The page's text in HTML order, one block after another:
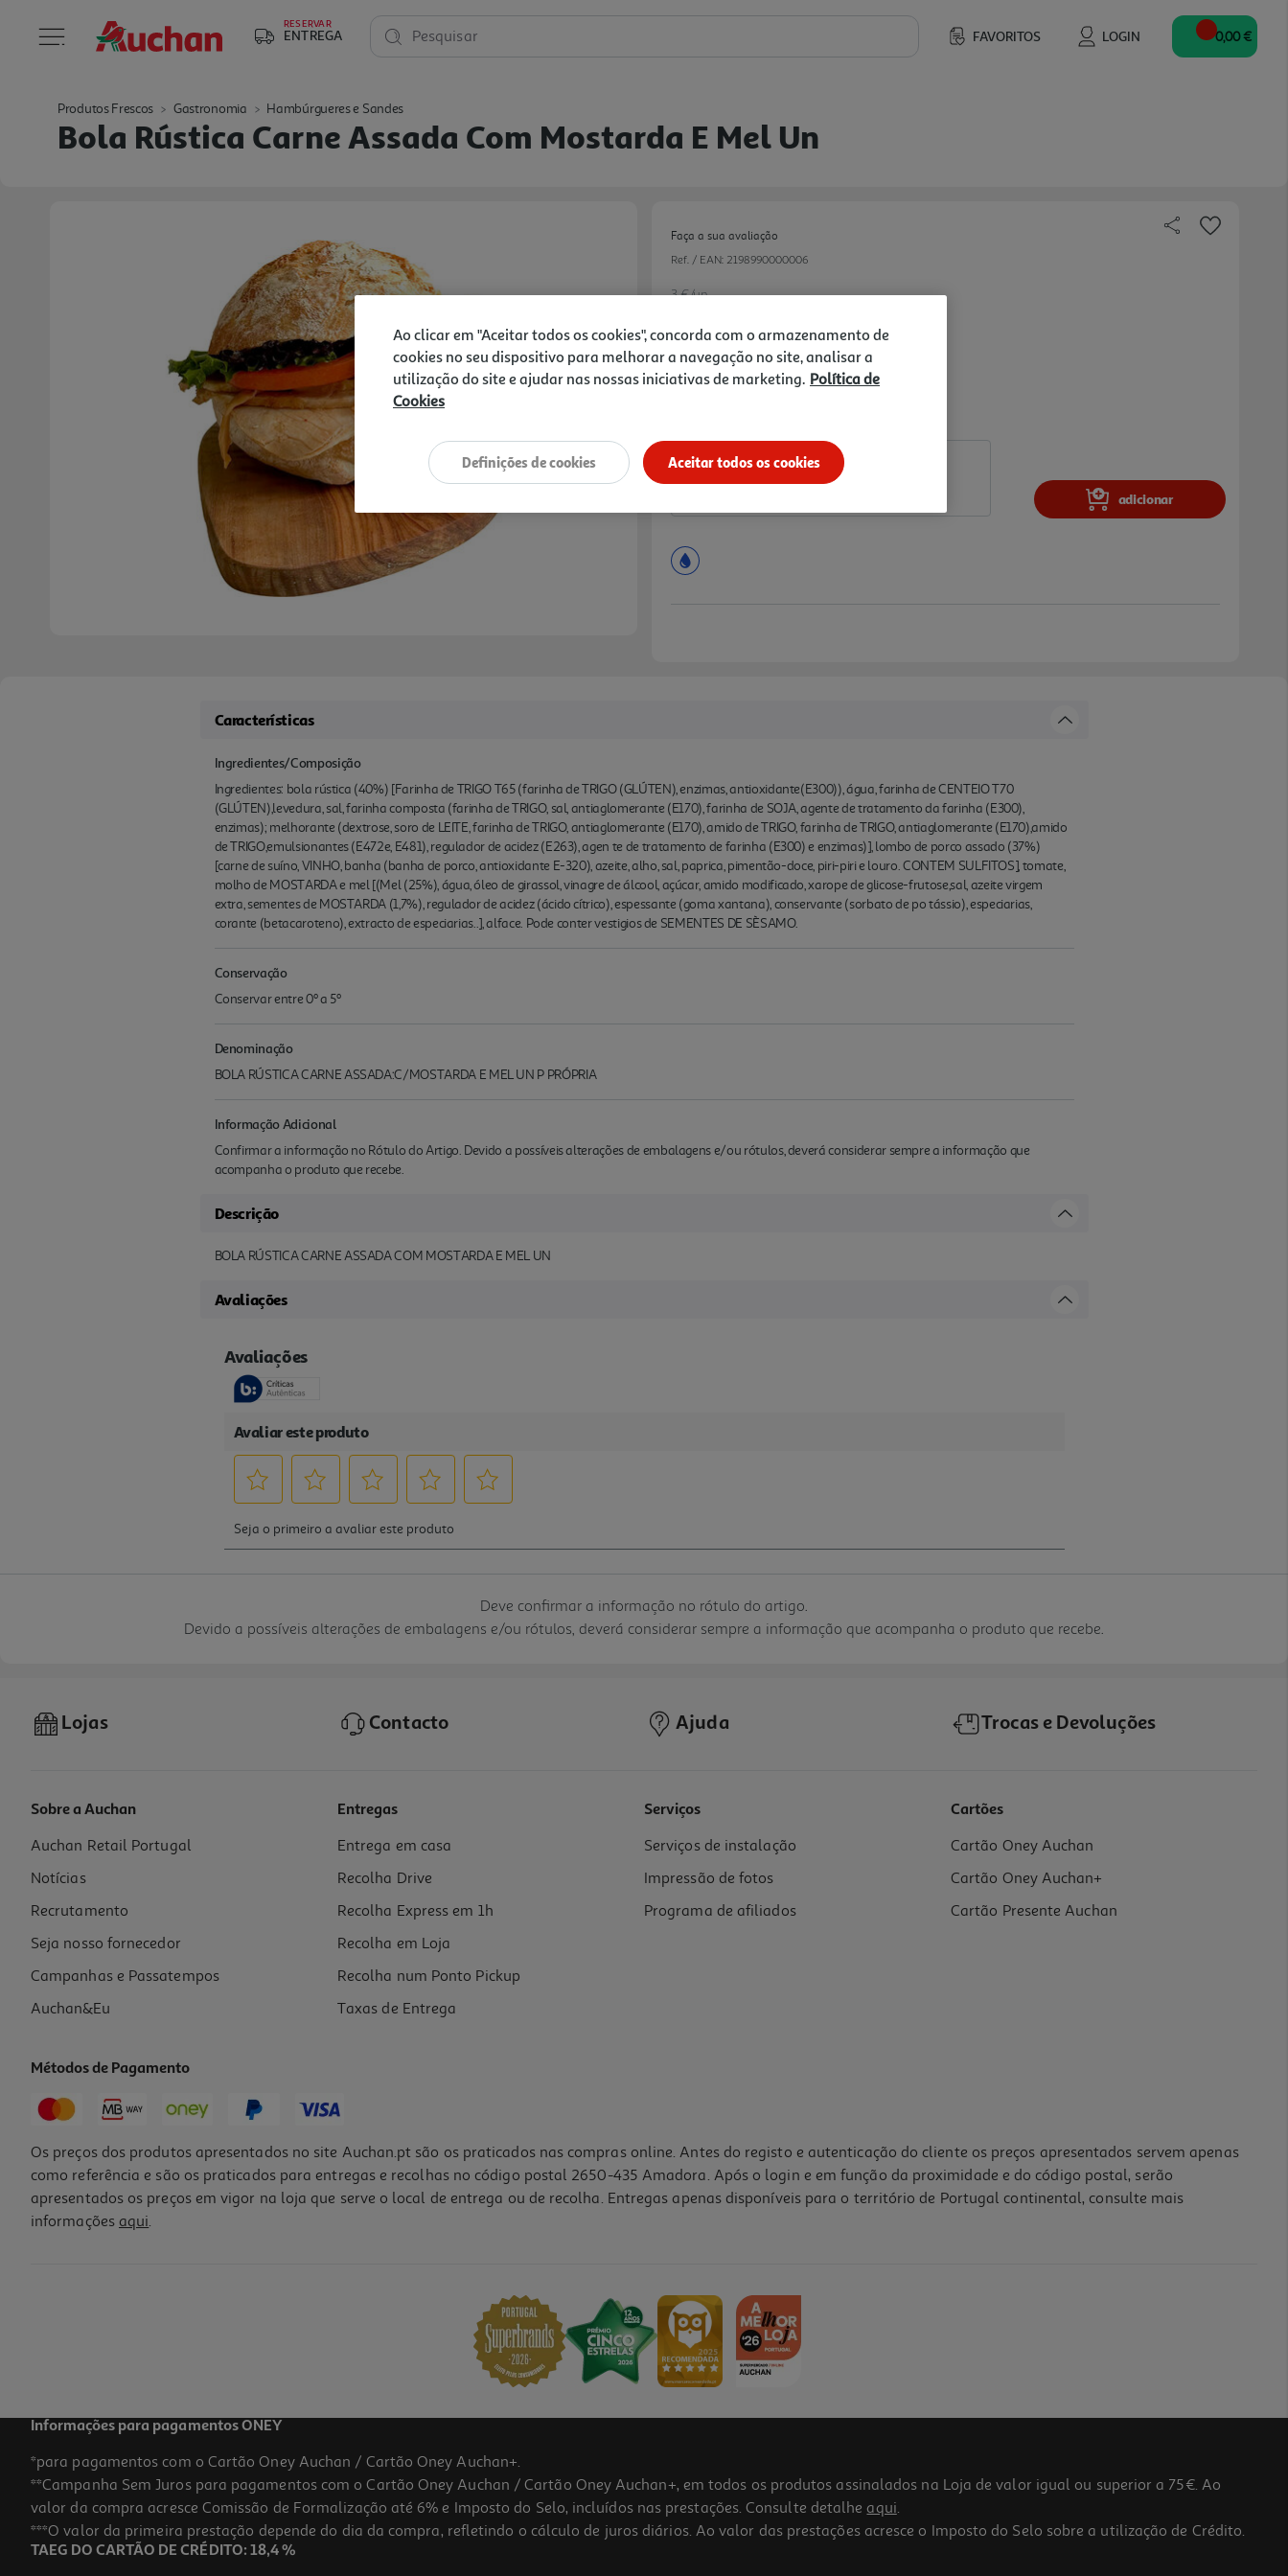
RESERVAR
ENTREGA FAVORITOS LOGIN
Pesquisar 0,00 €
Produtos Frescos Gastronomia Hambúrgueres e Sandes
Bola Rústica Carne Assada Com Mostarda E Mel Un
Faça a sua avaliação
Ref. / EAN: 2198990000006
3 €/un
3,00 €
adicionar
Características
Ingredientes/Composição
Ingredientes: bola rústica (40%) [Farinha de TRIGO T65 (farinha de TRIGO (GLÚTEN), enzimas, antioxidante(E300)), água, farinha de CENTEIO T70
(GLÚTEN),levedura, sal, farinha composta (farinha de TRIGO, sal, antiaglomerante (E170), farinha de SOJA, agente de tratamento da farinha (E300),
enzimas); melhorante (dextrose, soro de LEITE, farinha de TRIGO, antiaglomerante (E170), amido de TRIGO, farinha de TRIGO, antiaglomerante (E170),amido
de TRIGO,emulsionantes (E472e, E481), regulador de acidez (E263), agen te de tratamento de farinha (E300) e enzimas)], lombo de porco assado (37%)
[carne de suíno, VINHO, banha (banha de porco, antioxidante E-320), azeite, alho, sal, paprica, pimentão-doce, piri-piri e louro. CONTEM SULFITOS], tomate,
molho de MOSTARDA e mel [(Mel (25%), água, óleo de girassol, vinagre de álcool, açúcar, amido modificado, xarope de glicose-frutose,sal, azeite virgem
extra, sementes de MOSTARDA (1,7%), regulador de acidez (ácido cítrico), espessante (goma xantana), conservante (sorbato de po tássio), especiarias,
corante (betacaroteno), extracto de especiarias..], alface. Pode conter vestigios de SEMENTES DE SÈSAMO.
Conservação
Conservar entre 0º a 5º
Denominação
BOLA RÚSTICA CARNE ASSADA:C/MOSTARDA E MEL UN P PRÓPRIA
Informação Adicional
Confirmar a informação no Rótulo do Artigo. Devido a possíveis alterações de embalagens e/ou rótulos, deverá considerar sempre a informação que
acompanha o produto que recebe.
Descrição
BOLA RÚSTICA CARNE ASSADA COM MOSTARDA E MEL UN
Avaliações
Deve confirmar a informação no rótulo do artigo.
Devido a possíveis alterações de embalagens e/ou rótulos, deverá considerar sempre a informação que acompanha o produto que recebe.
Lojas Contacto Ajuda Trocas e Devoluções
Sobre a Auchan
Auchan Retail Portugal
Notícias
Recrutamento
Seja nosso fornecedor
Campanhas e Passatempos
Auchan&Eu
Entregas
Entrega em casa
Recolha Drive
Recolha Express em 1h
Recolha em Loja
Recolha num Ponto Pickup
Taxas de Entrega
Serviços
Serviços de instalação
Impressão de fotos
Programa de afiliados
Cartões
Cartão Oney Auchan
Cartão Oney Auchan+
Cartão Presente Auchan
Métodos de Pagamento
Os preços dos produtos apresentados no site Auchan.pt são os praticados nas compras online. Antes do registo e autenticação do cliente os preços apresentados servem apenas
como referência e são os praticados para entregas e recolhas no código postal 2650-435 Amadora. Após o login e em função da proximidade e do código postal, serão
apresentados os preços em vigor na loja que serve o local de entrega ou de recolha. Entregas apenas disponíveis para o território de Portugal continental, consulte mais
informações aqui.
Informações para pagamentos ONEY
*para pagamentos com o Cartão Oney Auchan / Cartão Oney Auchan+.
**Campanha Sem Juros para pagamentos com o Cartão Oney Auchan / Cartão Oney Auchan+, em todos os produtos assinalados na Loja de valor igual ou superior a 75€. Ao
valor da compra acresce Comissão de Formalização até 6% e Imposto do Selo, incluídos nas prestações. Consulte detalhe aqui.
***O valor da primeira prestação depende do dia da compra, refletindo o cálculo de juros diários. Ao valor das prestações acresce o Imposto do Selo sobre a utilização de Crédito.
TAEG DO CARTÃO DE CRÉDITO: 18,4 %
Ao clicar em "Aceitar todos os cookies", concorda com o armazenamento de
cookies no seu dispositivo para melhorar a navegação no site, analisar a
utilização do site e ajudar nas nossas iniciativas de marketing. Política de
Cookies
Aceitar todos os cookies
Definições de cookies